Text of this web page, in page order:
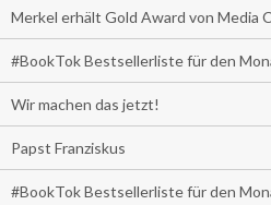
Merkel erhält Gold Award von Media
#BookTok Bestsellerliste für den
Wir machen das jetzt!
Papst Franziskus
#BookTok Bestsellerliste für den